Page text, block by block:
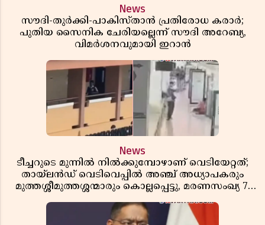
News
സൗദി-തുർക്കി-പാകിസ്താൻ പ്രതിരോധ കരാർ;
പുതിയ സൈനിക ചേരിയല്ലെന്ന് സൗദി അറേബ്യ,
വിമർശനവുമായി ഇറാൻ
News
ടീച്ചറുടെ മുന്നിൽ നിൽക്കുമ്പോഴാണ് വെടിയേറ്റത്;
തായ്‌ലൻഡ് വെടിവെപ്പിൽ അഞ്ച് അധ്യാപകരും
മുത്തശ്ശീമുത്തശ്ശന്മാരും കൊല്ലപ്പെട്ടു, മരണസംഖ്യ 7;